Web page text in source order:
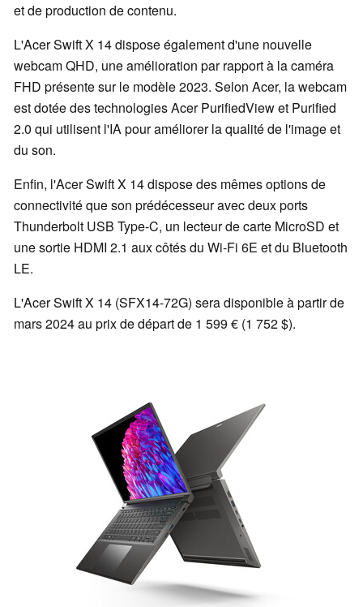
et de production de contenu.
L'Acer Swift X 14 dispose également d'une nouvelle
webcam QHD, une amélioration par rapport à la caméra
FHD présente sur le modèle 2023. Selon Acer, la webcam
est dotée des technologies Acer PurifiedView et Purified
2.0 qui utilisent l'IA pour améliorer la qualité de l'image et
du son.
Enfin, l'Acer Swift X 14 dispose des mêmes options de
connectivité que son prédécesseur avec deux ports
Thunderbolt USB Type-C, un lecteur de carte MicroSD et
une sortie HDMI 2.1 aux côtés du Wi-Fi 6E et du Bluetooth
LE.
L'Acer Swift X 14 (SFX14-72G) sera disponible à partir de
mars 2024 au prix de départ de 1 599 € (1 752 $).